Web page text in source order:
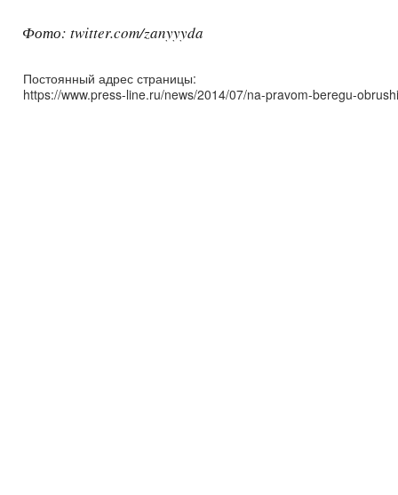
Фото: twitter.com/zanyyyda
Постоянный адрес страницы:
https://www.press-line.ru/news/2014/07/na-pravom-beregu-